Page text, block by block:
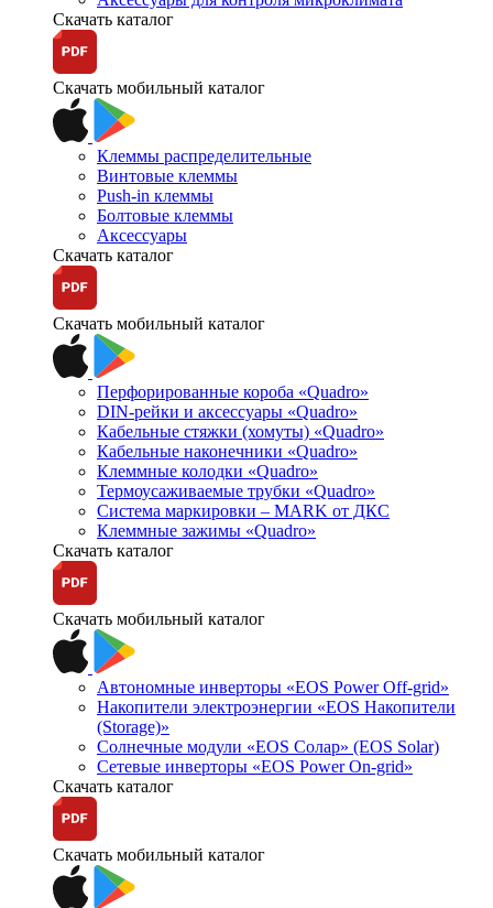
Скачать каталог
Скачать мобильный каталог
Клеммы распределительные
Винтовые клеммы
Push-in клеммы
Болтовые клеммы
Аксессуары
Скачать каталог
Скачать мобильный каталог
Перфорированные короба «Quadro»
DIN-рейки и аксессуары «Quadro»
Кабельные стяжки (хомуты) «Quadro»
Кабельные наконечники «Quadro»
Клеммные колодки «Quadro»
Термоусаживаемые трубки «Quadro»
Система маркировки – MARK от ДКС
Клеммные зажимы «Quadro»
Скачать каталог
Скачать мобильный каталог
Автономные инверторы «EOS Power Off-grid»
Накопители электроэнергии «EOS Накопители
(Storage)»
Солнечные модули «EOS Солар» (EOS Solar)
Сетевые инверторы «EOS Power On-grid»
Скачать каталог
Скачать мобильный каталог